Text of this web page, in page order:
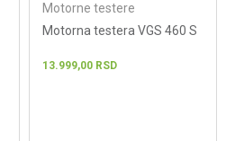
Motorne testere
Motorna testera VGS 460 S
13.999,00 RSD